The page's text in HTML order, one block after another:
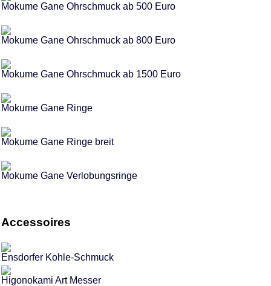
Mokume Gane Ohrschmuck ab 500 Euro
Mokume Gane Ohrschmuck ab 800 Euro
Mokume Gane Ohrschmuck ab 1500 Euro
Mokume Gane Ringe
Mokume Gane Ringe breit
Mokume Gane Verlobungsringe
Accessoires
Ensdorfer Kohle-Schmuck
Higonokami Art Messer